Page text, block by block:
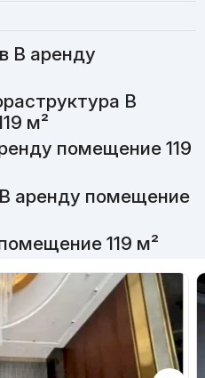
В аренду
В
м²
помещение 119
аренду помещение
119 м²